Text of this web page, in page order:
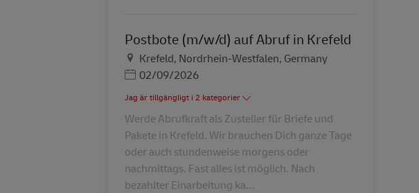
Postbote (m/w/d) auf Abruf in Krefeld
PlatsKrefeld, Nordrhein-Westfalen, Germany
Posted Date
02/09/2026
Jag är tillgängligt i 2 kategorier
Werde Abrufkraft als Zusteller für Briefe und
Pakete in Krefeld. Wir brauchen Dich ganze Tage
oder auch stundenweise morgens oder
nachmittags. Fast alles ist möglich. Nach
bezahlter Einarbeitung ka...